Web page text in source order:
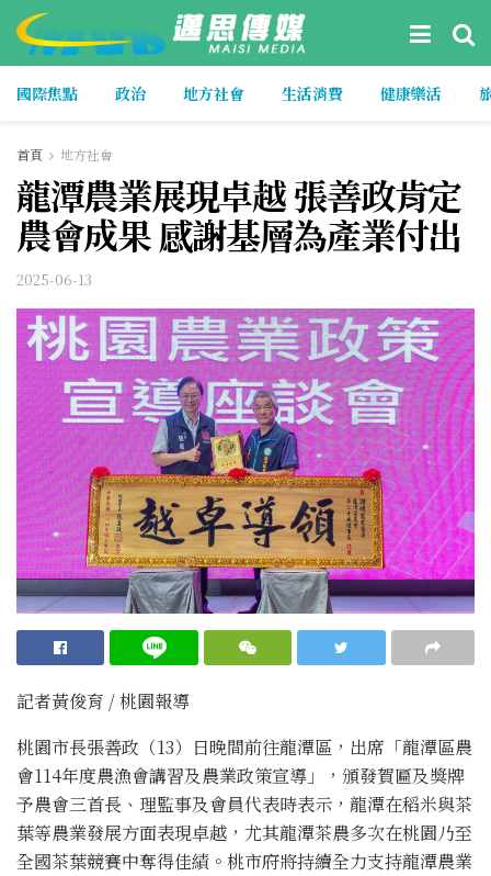
國際焦點 政治 地方社會 生活消費 健康樂活
首頁 地方社會
龍潭農業展現卓越 張善政肯定
農會成果 感謝基層為產業付出
2025-06-13
記者黃俊育 / 桃園報導
桃園市長張善政（13）日晚間前往龍潭區，出席「龍潭區農
會114年度農漁會講習及農業政策宣導」，頒發賀匾及獎牌
予農會三首長、理監事及會員代表時表示，龍潭在稻米與茶
葉等農業發展方面表現卓越，尤其龍潭茶農多次在桃園乃至
全國茶葉競賽中奪得佳績。桃市府將持續全力支持龍潭農業